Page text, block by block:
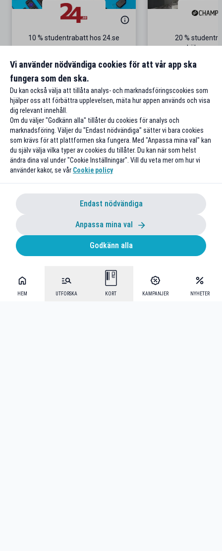
HEM UTFORSKA KORT KAMPANJER NYHETER
10 % studentrabatt hos 24.se
Till rabatten
20 %
Vi använder nödvändiga cookies för att vår app ska
fungera som den ska.
Du kan också välja att tillåta analys- och marknadsföringscookies som
hjälper oss att förbättra upplevelsen, mäta hur appen används och visa
dig relevant innehåll.
Om du väljer "Godkänn alla" tillåter du cookies för analys och
marknadsföring. Väljer du "Endast nödvändiga" sätter vi bara cookies
som krävs för att plattformen ska fungera. Med "Anpassa mina val" kan
du själv välja vilka typer av cookies du tillåter. Du kan när som helst
ändra dina val under "Cookie Inställningar". Vill du veta mer om hur vi
använder kakor, se vår Cookie policy
Endast nödvändiga
Anpassa mina val
Godkänn alla